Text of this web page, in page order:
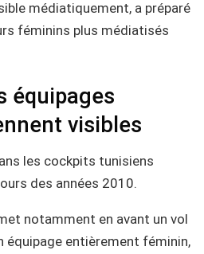
médiatiquement, a préparé
féminins plus médiatisés
équipages
visibles
les cockpits tunisiens
des années 2010.
notamment en avant un vol
équipage entièrement féminin,